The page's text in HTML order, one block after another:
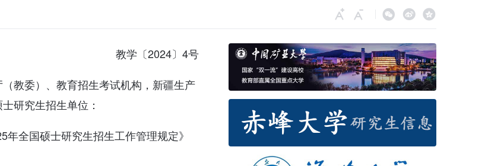
教学〔2024〕4号
教委）、教育招生考试机构，新疆生产
研究生招生单位：
全国硕士研究生招生工作管理规定》